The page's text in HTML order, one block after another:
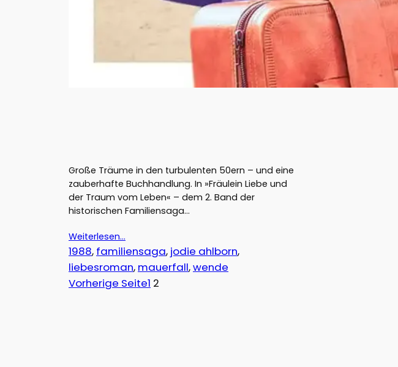
Große Träume in den turbulenten 50ern – und eine
zauberhafte Buchhandlung. In »Fräulein Liebe und
der Traum vom Leben« – dem 2. Band der
historischen Familiensaga…
Weiterlesen…
1988, familiensaga, jodie ahlborn
liebesroman, mauerfall, wende
Vorherige Seite1 2